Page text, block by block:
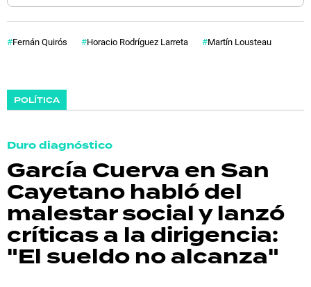
Fernán Quirós Horacio Rodríguez Larreta Martín Lousteau
POLÍTICA
Duro diagnóstico
García Cuerva en San
Cayetano habló del
malestar social y lanzó
críticas a la dirigencia:
"El sueldo no alcanza"